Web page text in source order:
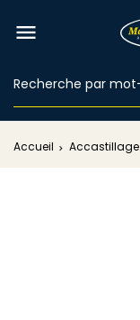

Accueil Accastillage